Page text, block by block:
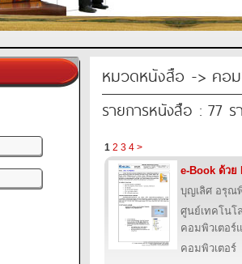
หมวดหนังสือ -> คอ
รายการหนังสือ : 77 ร
1 2 3 4 >
e-Book ด้วย
บุญเลิศ อรุณ
ศูนย์เทคโนโ
คอมพิวเตอร์
คอมพิวเตอร์